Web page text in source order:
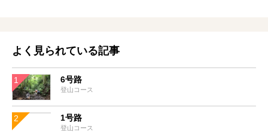
よく見られている記事
6号路
登山コース
1号路
登山コース